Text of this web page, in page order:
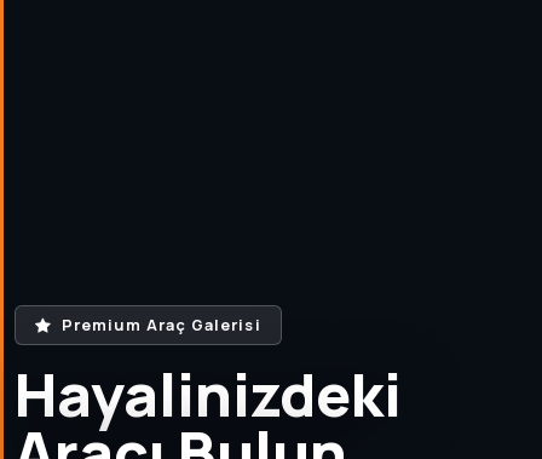
Premium Araç Galerisi
Hayalinizdeki